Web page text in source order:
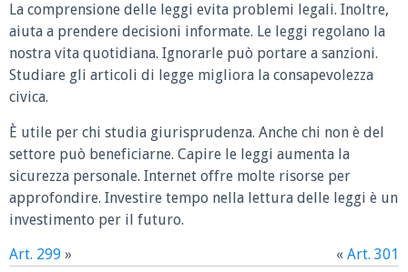
La comprensione delle leggi evita problemi legali. Inoltre,
aiuta a prendere decisioni informate. Le leggi regolano la
nostra vita quotidiana. Ignorarle può portare a sanzioni.
Studiare gli articoli di legge migliora la consapevolezza
civica.
È utile per chi studia giurisprudenza. Anche chi non è del
settore può beneficiarne. Capire le leggi aumenta la
sicurezza personale. Internet offre molte risorse per
approfondire. Investire tempo nella lettura delle leggi è un
investimento per il futuro.
Art. 299 » « Art. 301